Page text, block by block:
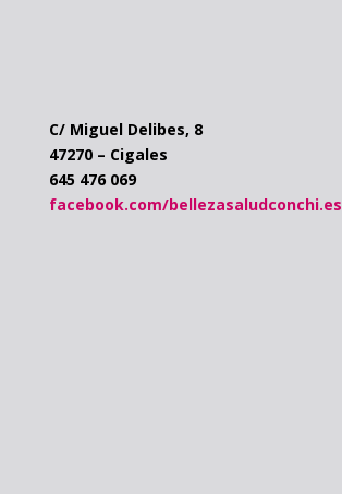
C/ Miguel Delibes, 8
47270 – Cigales
645 476 069
facebook.com/bellezasaludconchi.es